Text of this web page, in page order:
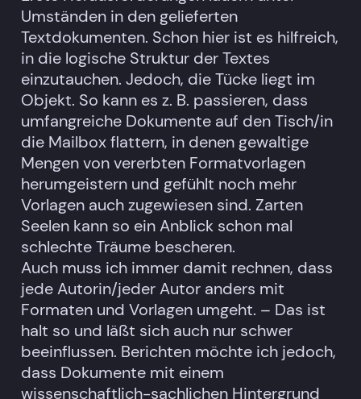
Umständen in den gelieferten
Textdokumenten. Schon hier ist es hilfreich,
in die logische Struktur der Textes
einzutauchen. Jedoch, die Tücke liegt im
Objekt. So kann es z. B. passieren, dass
umfangreiche Dokumente auf den Tisch/in
die Mailbox flattern, in denen gewaltige
Mengen von vererbten Formatvorlagen
herumgeistern und gefühlt noch mehr
Vorlagen auch zugewiesen sind. Zarten
Seelen kann so ein Anblick schon mal
schlechte Träume bescheren.
Auch muss ich immer damit rechnen, dass
jede Autorin/jeder Autor anders mit
Formaten und Vorlagen umgeht. – Das ist
halt so und läßt sich auch nur schwer
beeinflussen. Berichten möchte ich jedoch,
dass Dokumente mit einem
wissenschaftlich-sachlichen Hintergrund